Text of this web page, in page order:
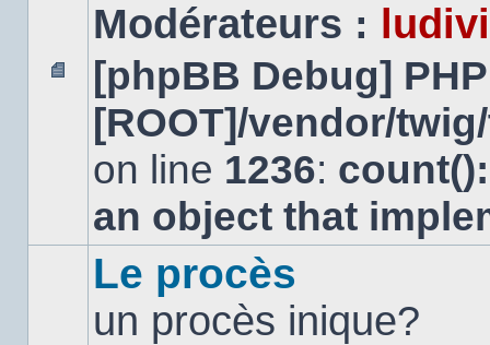
Aucun
message
non
Modérateurs :
[phpBB Debug]
[ROOT]/vendor/
on line 1236:
an object that
Le procès
un procès inique?